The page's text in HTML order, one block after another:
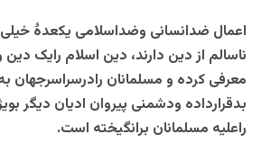
اعمال ضدانسانی وضداسلامی یکعدۀ
ناسالم از دین دارند، دین اسلام
معرفی کرده و مسلمانان رادرسراسرجهان
بدقرارداده ودشمنی پیروان ادیان دیگر
راعلیه مسلمانان برانگیخته است.